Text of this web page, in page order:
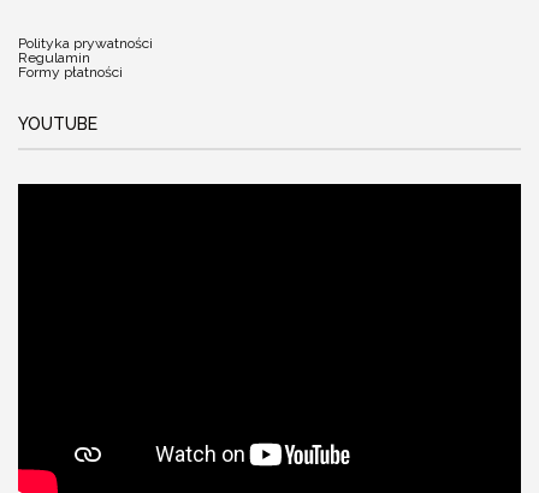
Polityka prywatności
Regulamin
Formy płatności
YOUTUBE